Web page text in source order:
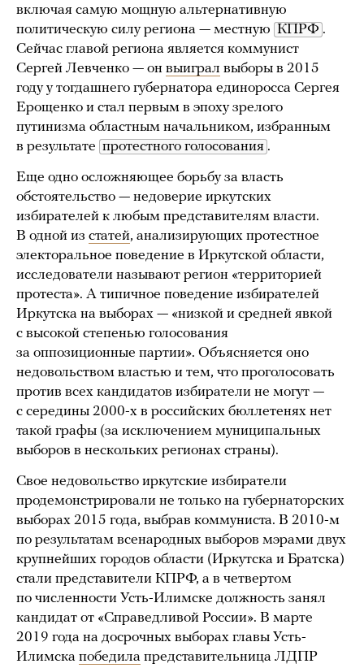
включая самую мощную альтернативную
политическую силу региона — местную КПРФ .
Сейчас главой региона является коммунист
Сергей Левченко — он выиграл выборы в 2015
году у тогдашнего губернатора единоросса Сергея
Ерощенко и стал первым в эпоху зрелого
путинизма областным начальником, избранным
в результате протестного голосования .
Еще одно осложняющее борьбу за власть
обстоятельство — недоверие иркутских
избирателей к любым представителям власти.
В одной из статей, анализирующих протестное
электоральное поведение в Иркутской области,
исследователи называют регион «территорией
протеста». А типичное поведение избирателей
Иркутска на выборах — «низкой и средней явкой
с высокой степенью голосования
за оппозиционные партии». Объясняется оно
недовольством властью и тем, что проголосовать
против всех кандидатов избиратели не могут —
с середины 2000-х в российских бюллетенях нет
такой графы (за исключением муниципальных
выборов в нескольких регионах страны).
Свое недовольство иркутские избиратели
продемонстрировали не только на губернаторских
выборах 2015 года, выбрав коммуниста. В 2010-м
по результатам всенародных выборов мэрами двух
крупнейших городов области (Иркутска и Братска)
стали представители КПРФ, а в четвертом
по численности Усть-Илимске должность занял
кандидат от «Справедливой России». В марте
2019 года на досрочных выборах главы Усть-
Илимска победила представительница ЛДПР